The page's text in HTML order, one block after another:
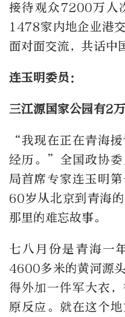
接待观众7200万
1478家内地企业港
面对面交流，共话中
连玉明委员：
三江源国家公园有2
“我现在正在青海
经历。”全国政协委
局首席专家连玉明
60岁从北京到青海
那里的难忘故事。
七八月份是青海一
4600多米的黄河源
得外加一件军大衣
原反应。就在这个